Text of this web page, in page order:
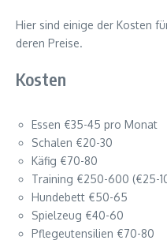
Hier sind einige der Kosten
deren Preise.
Kosten
Essen €35-45 pro Monat
Schalen €20-30
Käfig €70-80
Training €250-600 (€25-
Hundebett €50-65
Spielzeug €40-60
Pflegeutensilien €70-80